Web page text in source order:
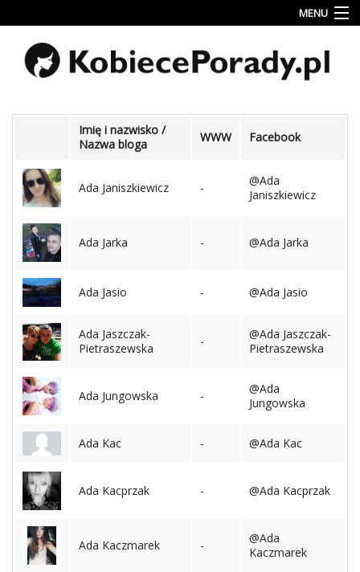
MENU
Uroda
Miłość
Lifestyle
Dziecko
kulinarne
Wyznania
Wnętrza
Fitness
Ślub
Moda
Zakupy
Kultura
Porady
Imię i nazwisko /
Nazwa bloga
WWW Facebook
Ada Janiszkiewicz -
@Ada
Janiszkiewicz
Ada Jarka - @Ada Jarka
Ada Jasio - @Ada Jasio
Ada Jaszczak-
Pietraszewska
-
@Ada Jaszczak-
Pietraszewska
Ada Jungowska -
@Ada
Jungowska
Ada Kac - @Ada Kac
Ada Kacprzak - @Ada Kacprzak
Ada Kaczmarek -
@Ada
Kaczmarek